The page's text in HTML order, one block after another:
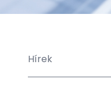
Hírek